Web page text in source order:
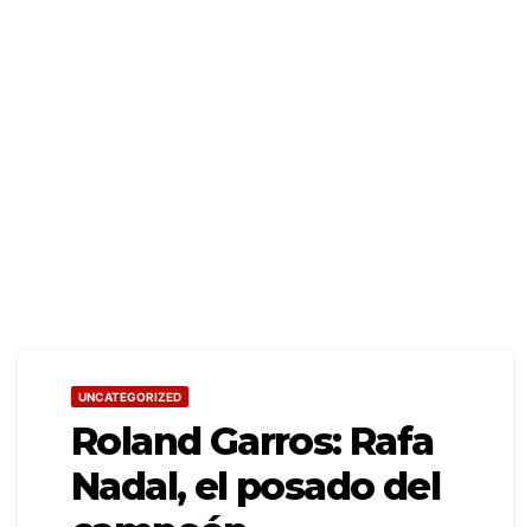
UNCATEGORIZED
Roland Garros: Rafa
Nadal, el posado del